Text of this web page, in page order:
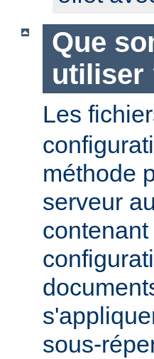
Que
utiliser
Les
méthode
serveur
sous-